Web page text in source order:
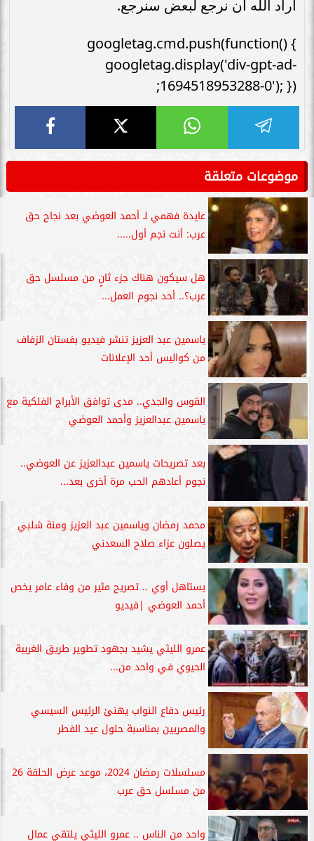
أراد الله أن نرجع لبعض سنرجع.
googletag.cmd.push(function() {
googletag.display('div-gpt-ad-
1694518953288-0'); });
موضوعات متعلقة
عايدة فهمي لـ أحمد العوضي بعد نجاح حق
عرب: أنت نجم أول.....
هل سيكون هناك جزء ثانٍ من مسلسل حق
عرب؟.. أحد نجوم العمل...
ياسمين عبد العزيز تنشر فيديو بفستان الزفاف
من كواليس أحد الإعلانات
القوس والجدي.. مدى توافق الأبراج الفلكية مع
ياسمين عبدالعزيز وأحمد العوضي
بعد تصريحات ياسمين عبدالعزيز عن العوضي..
نجوم أعادهم الحب مرة أخرى بعد...
محمد رمضان وياسمين عبد العزيز ومنة شلبي
يصلون عزاء صلاح السعدني
يستاهل أوي .. تصريح مثير من وفاء عامر يخص
أحمد العوضي |فيديو
عمرو الليثي يشيد بجهود تطوير طريق الغربية
الحيوي في واحد من...
رئيس دفاع النواب يهنئ الرئيس السيسي
والمصريين بمناسبة حلول عيد الفطر
مسلسلات رمضان 2024، موعد عرض الحلقة 26
من مسلسل حق عرب
واحد من الناس .. عمرو الليثي يلتقي عمال